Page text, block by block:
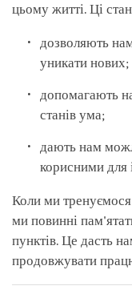
цьому житті. Ці
дозволяють
уникати нових;
допомагають
станів ума;
дають нам
корисними для
Коли ми тренуємося
ми повинні
пунктів. Це дасть
продовжувати